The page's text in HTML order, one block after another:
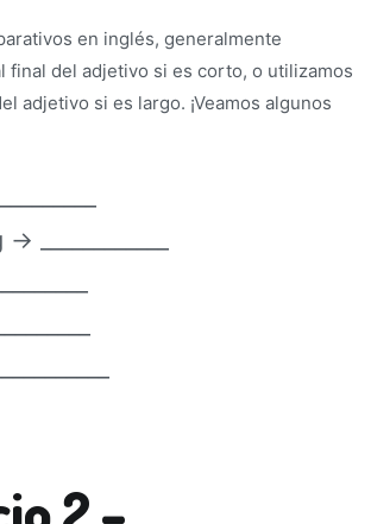
en inglés, generalmente
final del adjetivo si es corto, o utilizamos
adjetivo si es largo. ¡Veamos algunos
____________